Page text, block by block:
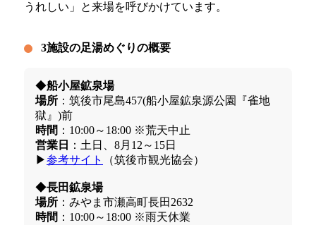
うれしい」と来場を呼びかけています。
3施設の足湯めぐりの概要
◆船小屋鉱泉場
場所 ：筑後市尾島457(船小屋鉱泉源公園『雀地
獄』)前
時間 ：10:00～18:00 ※荒天中止
営業日
：土日、8月12～15日
▶参考サイト （筑後市観光協会）
◆長田鉱泉場
場所 ：みやま市瀬高町長田2632
時間 ：10:00～18:00 ※雨天休業